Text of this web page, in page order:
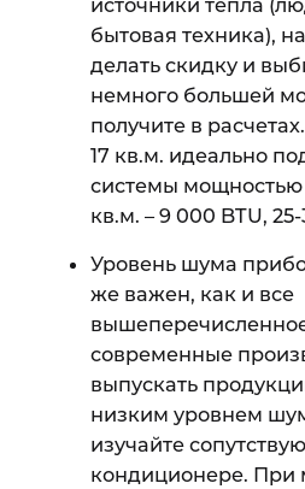
источники тепла
бытовая техника),
делать скидку и
немного большей
получите в
17 кв.м. идеально
системы мощностью
кв.м. – 9 000 BTU,
Уровень шума
же важен, как и все
современные
выпускать
низким уровнем
изучайте
кондиционере. При